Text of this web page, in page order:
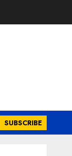
SUBSCRIBE